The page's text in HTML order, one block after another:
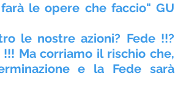
le opere che faccio" GU
le nostre azioni? Fede !!?
Ma corriamo il rischio che,
e la Fede sarà